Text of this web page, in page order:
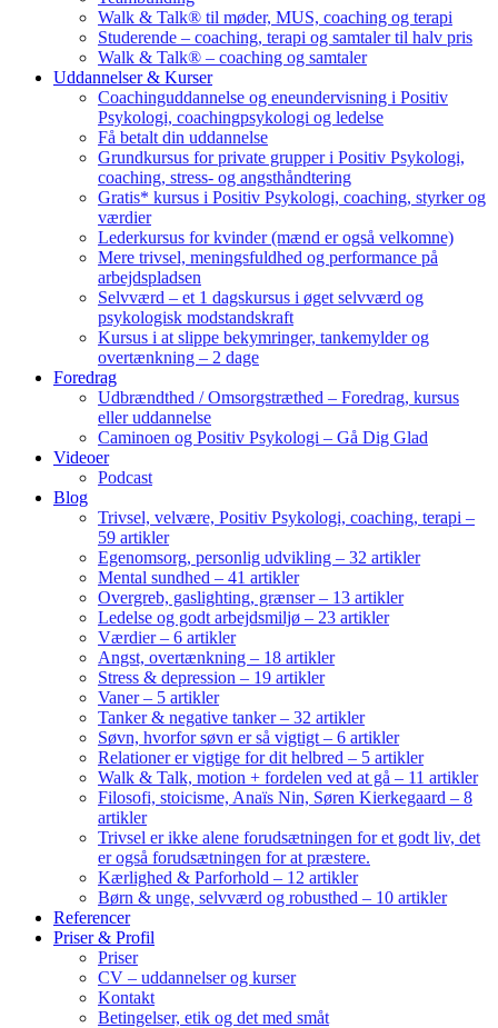
Walk & Talk® til møder, MUS, coaching og terapi
Studerende – coaching, terapi og samtaler til halv pris
Walk & Talk® – coaching og samtaler
Uddannelser & Kurser
Coachinguddannelse og eneundervisning i Positiv
Psykologi, coachingpsykologi og ledelse
Få betalt din uddannelse
Grundkursus for private grupper i Positiv Psykologi,
coaching, stress- og angsthåndtering
Gratis* kursus i Positiv Psykologi, coaching, styrker og
værdier
Lederkursus for kvinder (mænd er også velkomne)
Mere trivsel, meningsfuldhed og performance på
arbejdspladsen
Selvværd – et 1 dagskursus i øget selvværd og
psykologisk modstandskraft
Kursus i at slippe bekymringer, tankemylder og
overtænkning – 2 dage
Foredrag
Udbrændthed / Omsorgstræthed – Foredrag, kursus
eller uddannelse
Caminoen og Positiv Psykologi – Gå Dig Glad
Videoer
Podcast
Blog
Trivsel, velvære, Positiv Psykologi, coaching, terapi –
59 artikler
Egenomsorg, personlig udvikling – 32 artikler
Mental sundhed – 41 artikler
Overgreb, gaslighting, grænser – 13 artikler
Ledelse og godt arbejdsmiljø – 23 artikler
Værdier – 6 artikler
Angst, overtænkning – 18 artikler
Stress & depression – 19 artikler
Vaner – 5 artikler
Tanker & negative tanker – 32 artikler
Søvn, hvorfor søvn er så vigtigt – 6 artikler
Relationer er vigtige for dit helbred – 5 artikler
Walk & Talk, motion + fordelen ved at gå – 11 artikler
Filosofi, stoicisme, Anaïs Nin, Søren Kierkegaard – 8
artikler
Trivsel er ikke alene forudsætningen for et godt liv, det
er også forudsætningen for at præstere.
Kærlighed & Parforhold – 12 artikler
Børn & unge, selvværd og robusthed – 10 artikler
Referencer
Priser & Profil
Priser
CV – uddannelser og kurser
Kontakt
Betingelser, etik og det med småt